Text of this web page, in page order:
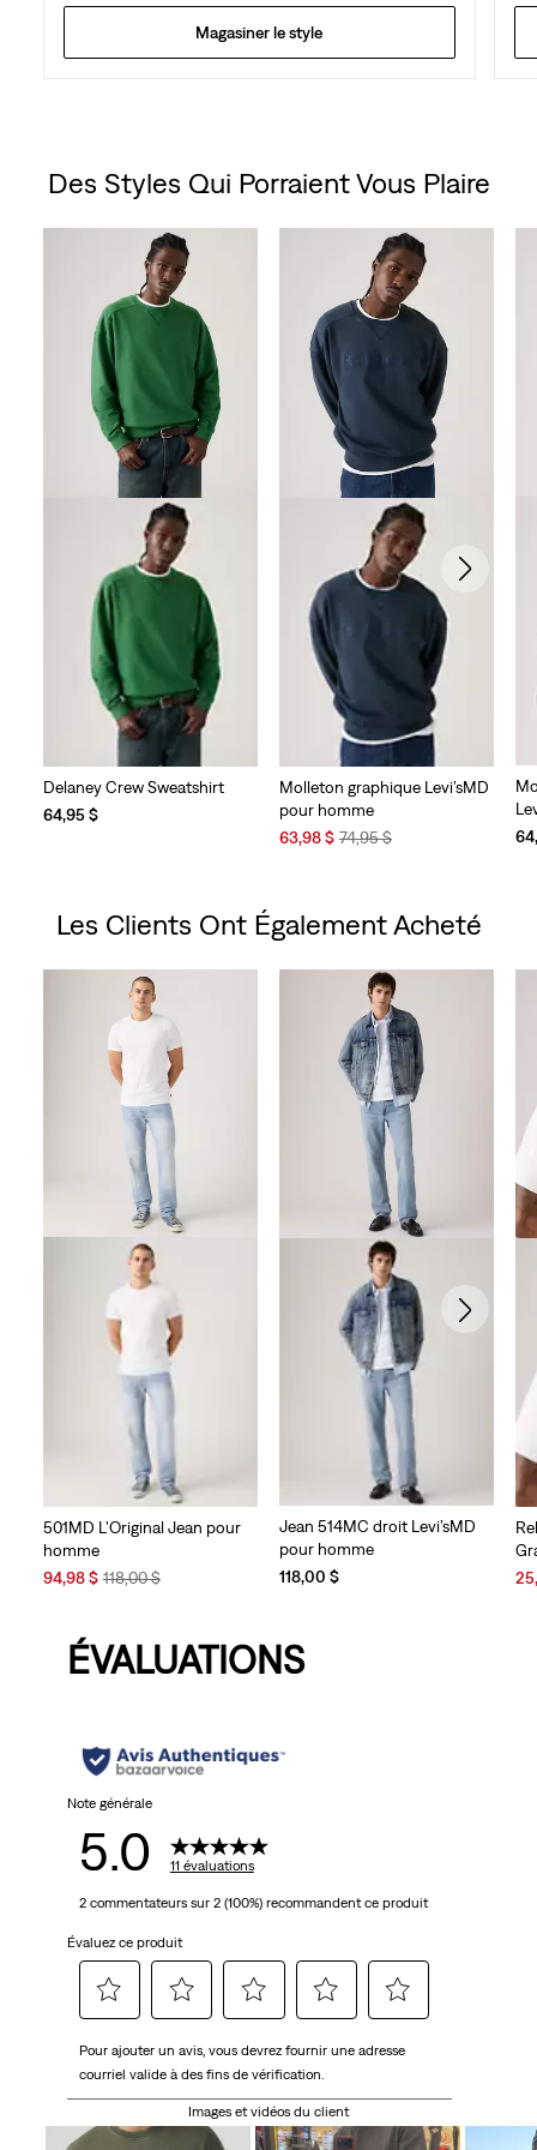
Magasiner le style
Des Styles Qui Porraient Vous Plaire
Delaney Crew Sweatshirt
64,95 $
Molleton graphique Levi’sMD
pour homme
Sale
63,98 $ Original
74,95 $
Les Clients Ont Également Acheté
501MD L'Original Jean pour
homme
Sale
94,98 $Original
118,00 $
Jean 514MC droit Levi’sMD
pour homme
118,00 $
ÉVALUATIONS
Note générale
5.0 11 évaluations
2 commentateurs sur 2 (100%) recommandent ce produit
Évaluez ce produit
pour
évaluer
à
pour
évaluer
l'article
à
pour
évaluer
l'article
pour
évaluer
l'article
à
pour
Pour ajouter un avis, vous devrez fournir une adresse
courriel valide à des fins de vérification.
Images et vidéos du client